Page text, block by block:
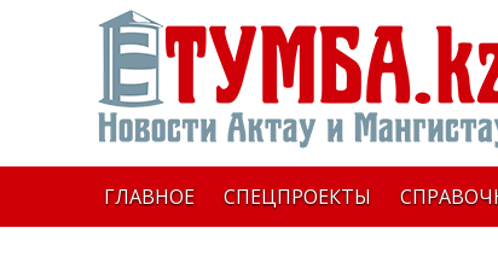
ГЛАВНОЕ СПЕЦПРОЕКТЫ